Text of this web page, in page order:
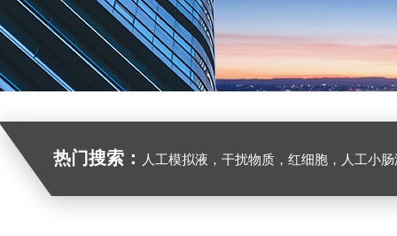
热门搜索： 人工模拟液，干扰物质，红细胞，人工小